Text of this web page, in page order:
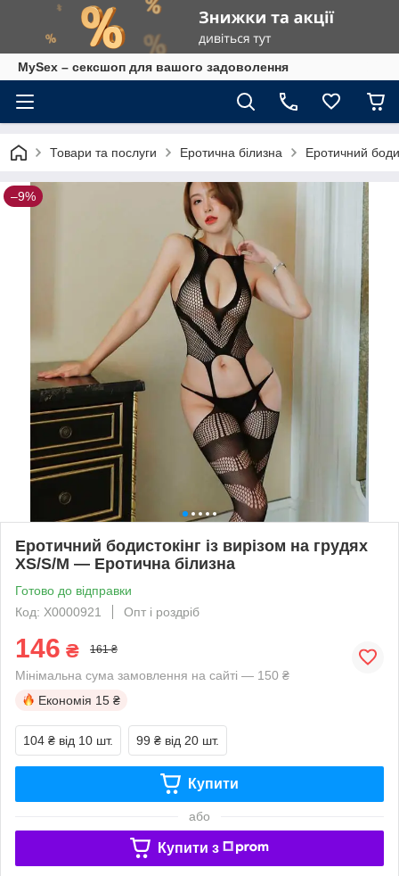
MySex – сексшоп для вашого задоволення
Товари та послуги Еротична білизна Еротичний
–9%
Еротичний бодистокінг із вирізом на грудях
XS/S/M — Еротична білизна
Готово до відправки
Код: X0000921
Опт і роздріб
146 ₴ 161 ₴
Мінімальна сума замовлення на сайті — 150 ₴
Економія 15 ₴
104 ₴ від 10 шт. 99 ₴ від 20 шт.
Купити
або
Купити з